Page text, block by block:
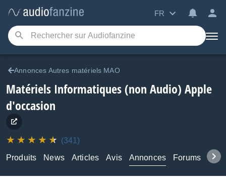
FR
Annonces Autres matériels MAO
Matériels Informatiques (non Audio) Apple
d'occasion
(341)
Produits
News Articles Avis Annonces Forums